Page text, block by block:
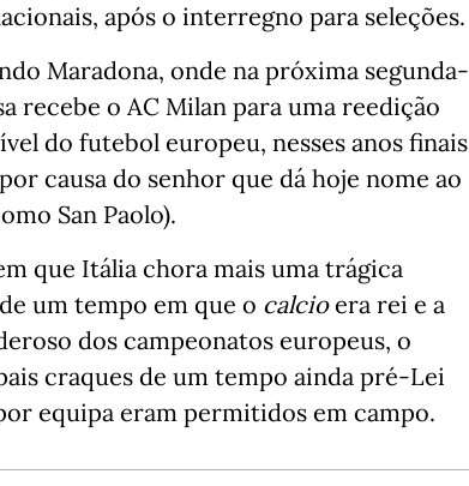
após o interregno para seleções.
Maradona, onde na próxima segunda-
recebe o AC Milan para uma reedição
do futebol europeu, nesses anos finais
causa do senhor que dá hoje nome ao
San Paolo).
que Itália chora mais uma trágica
um tempo em que o calcioera rei e a
dos campeonatos europeus, o
craques de um tempo ainda pré-Lei
equipa eram permitidos em campo.